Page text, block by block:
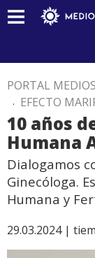
PORTAL
. EFECTO
10 años
Humana
Dialogamos
Ginecóloga.
Humana y
29.03.2024 |